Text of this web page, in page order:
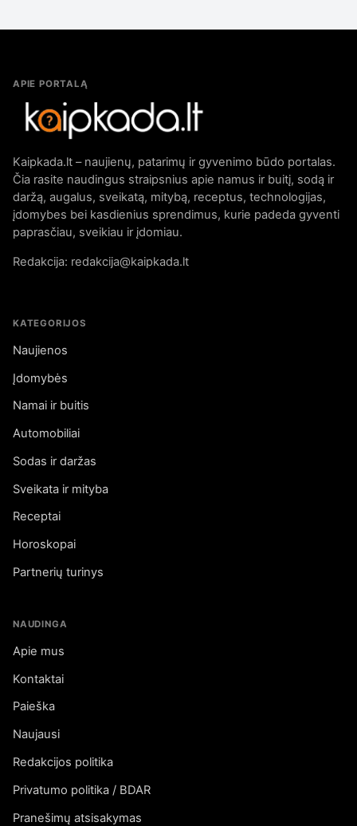
APIE PORTALĄ
Kaipkada.lt – naujienų, patarimų ir gyvenimo būdo portalas.
Čia rasite naudingus straipsnius apie namus ir buitį, sodą ir
daržą, augalus, sveikatą, mitybą, receptus, technologijas,
įdomybes bei kasdienius sprendimus, kurie padeda gyventi
paprasčiau, sveikiau ir įdomiau.
Redakcija: redakcija@kaipkada.lt
KATEGORIJOS
Naujienos
Įdomybės
Namai ir buitis
Automobiliai
Sodas ir daržas
Sveikata ir mityba
Receptai
Horoskopai
Partnerių turinys
NAUDINGA
Apie mus
Kontaktai
Paieška
Naujausi
Redakcijos politika
Privatumo politika / BDAR
Pranešimų atsisakymas